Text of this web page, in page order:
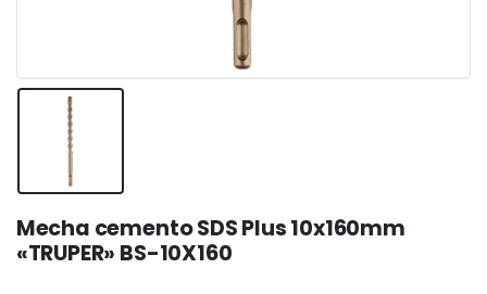
Mecha cemento SDS Plus 10x160mm
«TRUPER» BS-10X160